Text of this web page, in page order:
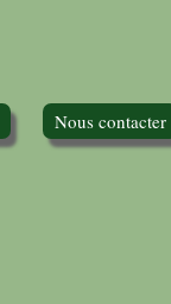
Nous contacter